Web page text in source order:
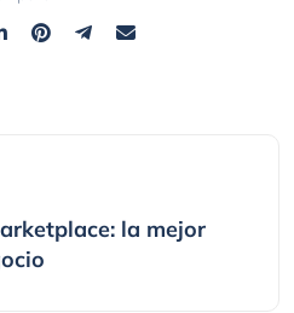
la mejor